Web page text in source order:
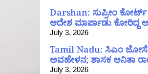
Darshan: ಸುಪ್ರೀಂ
ಆದೇಶ ಮಾರ್ಪಾಡು ಕೋರಿದ್ದ
July 3, 2026
Tamil Nadu: ಸಿಎಂ
ಅವಹೇಳನ; ಶಾಸಕ ಅನಿತಾ
July 3, 2026